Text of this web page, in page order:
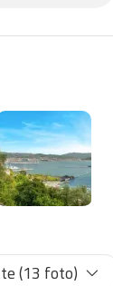
porta finestra e
a giorno, bollitore
deliziosa colazione
(13 foto)